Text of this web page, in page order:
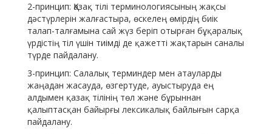
2-принцип: Қазақ тілі терминологиясының жақсы
дәстүрлерін жалғастыра, өскелең өмірдің биік
талап-талғамына сай жүз беріп отырған бұқаралық
үрдістің тіл үшін тиімді де қажетті жақтарын саналы
түрде пайдалану.
3-принцип: Салалық терминдер мен атауларды
жаңадан жасауда, өзгертуде, ауыстыруда ең
алдымен қазақ тілінің төл және бұрыннан
қалыптасқан байырғы лексикалық байлығын сарқа
пайдалану.